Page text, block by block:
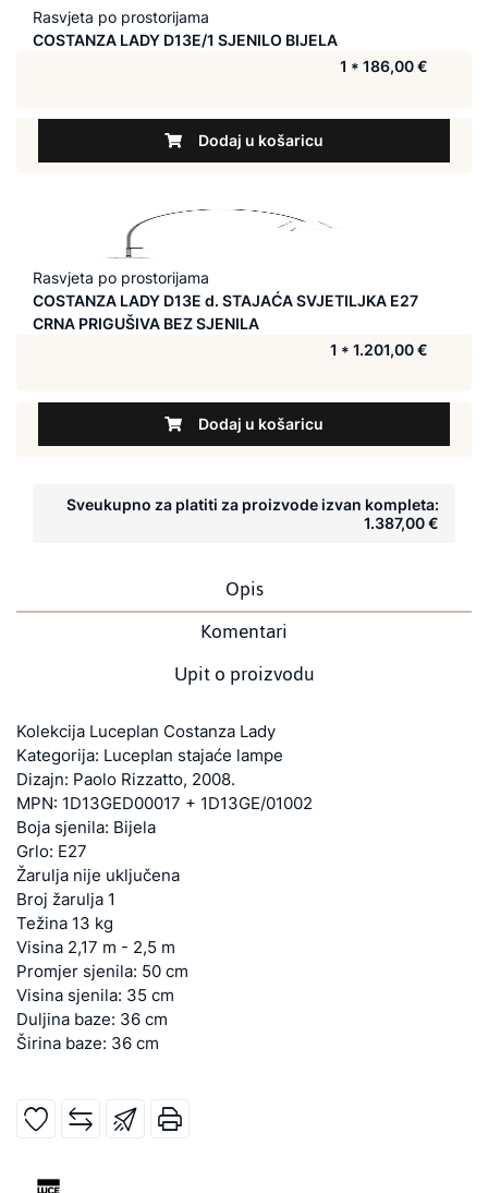
Rasvjeta po prostorijama
COSTANZA LADY D13E/1 SJENILO BIJELA
1 * 186,00 €
Dodaj u košaricu
Rasvjeta po prostorijama
COSTANZA LADY D13E d. STAJAĆA SVJETILJKA E27
CRNA PRIGUŠIVA BEZ SJENILA
1 * 1.201,00 €
Dodaj u košaricu
Sveukupno za platiti za proizvode izvan kompleta:
1.387,00 €
Opis
Komentari
Upit o proizvodu
Kolekcija Luceplan Costanza Lady
Kategorija: Luceplan stajaće lampe
Dizajn: Paolo Rizzatto, 2008.
MPN: 1D13GED00017 + 1D13GE/01002
Boja sjenila: Bijela
Grlo: E27
Žarulja nije uključena
Broj žarulja 1
Težina 13 kg
Visina 2,17 m - 2,5 m
Promjer sjenila: 50 cm
Visina sjenila: 35 cm
Duljina baze: 36 cm
Širina baze: 36 cm